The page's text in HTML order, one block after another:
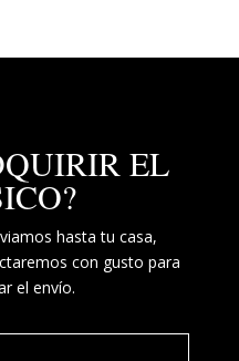
EL
hasta tu casa,
con gusto para
el envío.